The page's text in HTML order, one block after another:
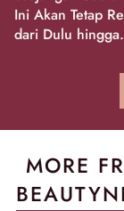
Ini Akan Tetap
dari Dulu hingga
MORE